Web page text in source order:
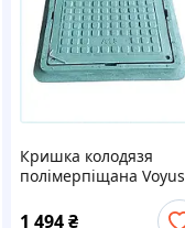
Кришка колодязя
полімерпіщана Voyus
навантаження 4т
1 494₴